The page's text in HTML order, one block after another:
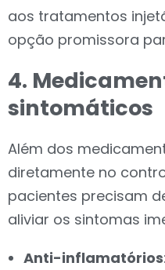
aos tratamentos
opção promissora
4.
sintomáticos
Além dos
diretamente no
pacientes precisam
aliviar os sintomas
Anti-inflamatórios